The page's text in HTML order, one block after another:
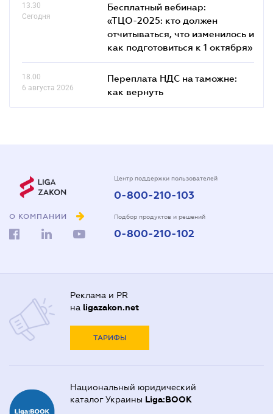
13.30
Сегодня
Бесплатный вебинар:
«ТЦО-2025: кто должен
отчитываться, что изменилось и
как подготовиться к 1 октября»
18.00
6 августа 2026
Переплата НДС на таможне:
как вернуть
О КОМПАНИИ
Центр поддержки пользователей
0-800-210-103
Подбор продуктов и решений
0-800-210-102
Реклама и PR
на ligazakon.net
ТАРИФЫ
Национальный юридический
каталог Украины Liga:BOOK